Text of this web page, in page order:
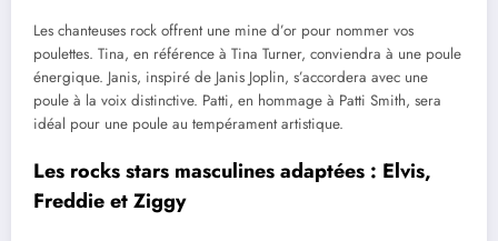
Les chanteuses rock offrent une mine d’or pour nommer vos
poulettes. Tina, en référence à Tina Turner, conviendra à une poule
énergique. Janis, inspiré de Janis Joplin, s’accordera avec une
poule à la voix distinctive. Patti, en hommage à Patti Smith, sera
idéal pour une poule au tempérament artistique.
Les rocks stars masculines adaptées : Elvis,
Freddie et Ziggy